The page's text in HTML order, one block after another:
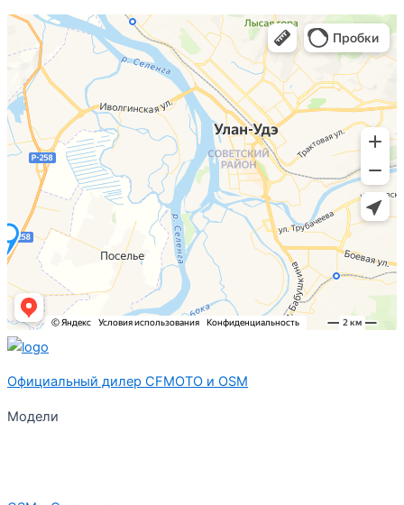
Официальный дилер CFMOTO и OSM
Модели